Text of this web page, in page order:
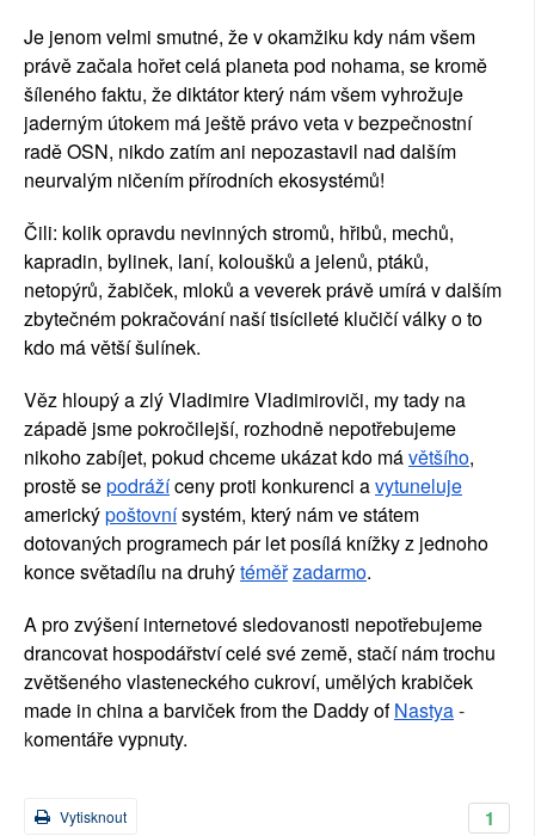
Je jenom velmi smutné, že v okamžiku kdy nám všem
právě začala hořet celá planeta pod nohama, se kromě
šíleného faktu, že diktátor který nám všem vyhrožuje
jaderným útokem má ještě právo veta v bezpečnostní
radě OSN, nikdo zatím ani nepozastavil nad dalším
neurvalým ničením přírodních ekosystémů!
Čili: kolik opravdu nevinných stromů, hřibů, mechů,
kapradin, bylinek, laní, koloušků a jelenů, ptáků,
netopýrů, žabiček, mloků a veverek právě umírá v dalším
zbytečném pokračování naší tisícileté klučičí války o to
kdo má větší šulínek.
Věz hloupý a zlý Vladimire Vladimiroviči, my tady na
západě jsme pokročilejší, rozhodně nepotřebujeme
nikoho zabíjet, pokud chceme ukázat kdo mávětšího,
prostě sepodráží ceny proti konkurenci avytuneluje
americkýpoštovní systém, který nám ve státem
dotovaných programech pár let posílá knížky z jednoho
konce světadílu na druhýtéměřzadarmo.
A pro zvýšení internetové sledovanosti nepotřebujeme
drancovat hospodářství celé své země, stačí nám trochu
zvětšeného vlasteneckého cukroví, umělých krabiček
made in china a barviček from the Daddy of Nastya-
komentáře vypnuty.
1
Vytisknout